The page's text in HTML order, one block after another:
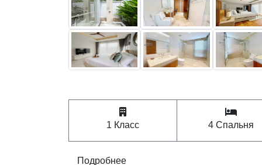
1 Класс 4 Спальня
Подробнее